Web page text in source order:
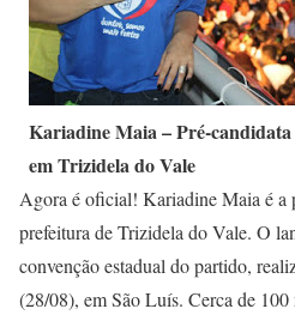
Kariadine Maia – Pré-
em Trizidela do Vale
Agora é oficial! Kariadine Maia é a
prefeitura de Trizidela do Vale. O
convenção estadual do partido,
(28/08), em São Luís. Cerca de